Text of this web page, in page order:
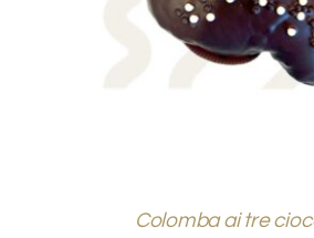
Colomba ai tre